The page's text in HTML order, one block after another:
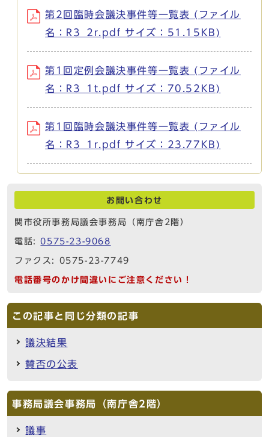
第2回臨時会議決事件等一覧表 (ファイル
名：R3_2r.pdf サイズ：51.15KB)
第1回定例会議決事件等一覧表 (ファイル
名：R3_1t.pdf サイズ：70.52KB)
第1回臨時会議決事件等一覧表 (ファイル
名：R3_1r.pdf サイズ：23.77KB)
お問い合わせ
関市役所事務局議会事務局（南庁舎2階）
電話:0575-23-9068
ファクス: 0575-23-7749
電話番号のかけ間違いにご注意ください！
この記事と同じ分類の記事
議決結果
賛否の公表
事務局議会事務局（南庁舎2階）
議事